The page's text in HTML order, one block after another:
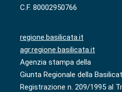
C.F. 80002950766
regione.basilicata.it
agr.regione.basilicata.it
Agenzia stampa della
Giunta Regionale della
Registrazione n. 209/1995 al